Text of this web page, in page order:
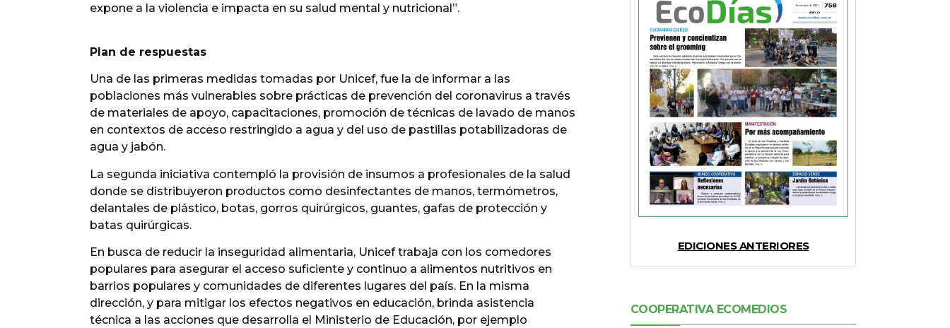
expone a la violencia e impacta en su salud mental y nutricional”.
Plan de respuestas
Una de las primeras medidas tomadas por Unicef, fue la de informar a las
poblaciones más vulnerables sobre prácticas de prevención del coronavirus a través
de materiales de apoyo, capacitaciones, promoción de técnicas de lavado de manos
en contextos de acceso restringido a agua y del uso de pastillas potabilizadoras de
agua y jabón.
La segunda iniciativa contempló la provisión de insumos a profesionales de la salud
donde se distribuyeron productos como desinfectantes de manos, termómetros,
delantales de plástico, botas, gorros quirúrgicos, guantes, gafas de protección y
batas quirúrgicas.
En busca de reducir la inseguridad alimentaria, Unicef trabaja con los comedores
populares para asegurar el acceso suficiente y continuo a alimentos nutritivos en
barrios populares y comunidades de diferentes lugares del país. En la misma
dirección, y para mitigar los efectos negativos en educación, brinda asistencia
técnica a las acciones que desarrolla el Ministerio de Educación, por ejemplo
EDICIONES ANTERIORES
COOPERATIVA ECOMEDIOS